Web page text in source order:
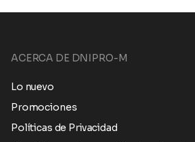
ACERCA DE DNIPRO-M
Lo nuevo
Promociones
Políticas de Privacidad